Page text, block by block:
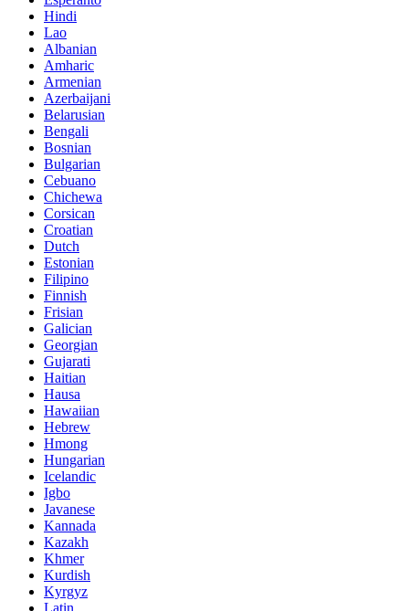
Hindi
Lao
Albanian
Amharic
Armenian
Azerbaijani
Belarusian
Bengali
Bosnian
Bulgarian
Cebuano
Chichewa
Corsican
Croatian
Dutch
Estonian
Filipino
Finnish
Frisian
Galician
Georgian
Gujarati
Haitian
Hausa
Hawaiian
Hebrew
Hmong
Hungarian
Icelandic
Igbo
Javanese
Kannada
Kazakh
Khmer
Kurdish
Kyrgyz
Latin